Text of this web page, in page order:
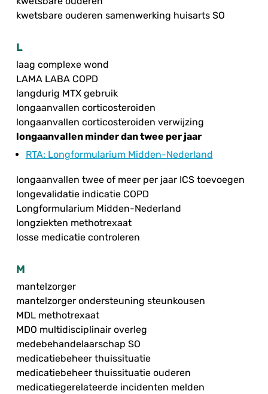
kwetsbare ouderen samenwerking huisarts SO
L
laag complexe wond
LAMA LABA COPD
langdurig MTX gebruik
longaanvallen corticosteroiden
longaanvallen corticosteroiden verwijzing
longaanvallen minder dan twee per jaar
RTA: Longformularium Midden-Nederland
longaanvallen twee of meer per jaar ICS toevoegen
longevalidatie indicatie COPD
Longformularium Midden-Nederland
longziekten methotrexaat
losse medicatie controleren
M
mantelzorger
mantelzorger ondersteuning steunkousen
MDL methotrexaat
MDO multidisciplinair overleg
medebehandelaarschap SO
medicatiebeheer thuissituatie
medicatiebeheer thuissituatie ouderen
medicatiegerelateerde incidenten melden